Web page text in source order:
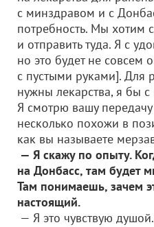
с минздравом и с
потребность. Мы хотим
и отправить туда. Я с
но это будет не совсем
с пустыми руками]. Для
нужны лекарства, я бы
Я смотрю вашу
несколько похожи в
как вы называете
— Я скажу по опыту.
на Донбасс, там будет
Там понимаешь, зачем
настоящий.
— Я это чувствую душой.